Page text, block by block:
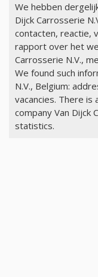
We hebben
Dijck Carrosserie
contacten, reactie,
rapport over het
Carrosserie N.V.,
We found such
N.V., Belgium:
vacancies. There
company Van Dijck
statistics.